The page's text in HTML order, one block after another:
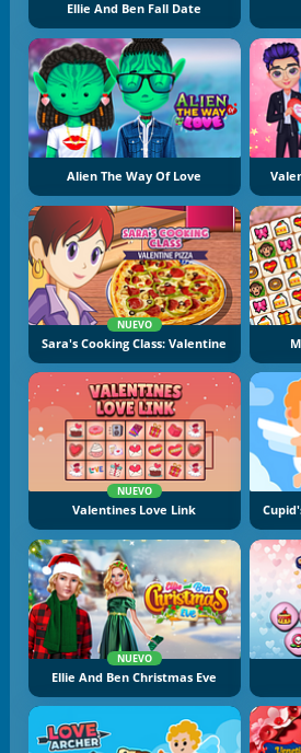
Ellie And Ben Fall Date
Alien The Way Of Love
NUEVO
Sara's Cooking Class: Valentine
NUEVO
Valentines Love Link
NUEVO
Ellie And Ben Christmas Eve